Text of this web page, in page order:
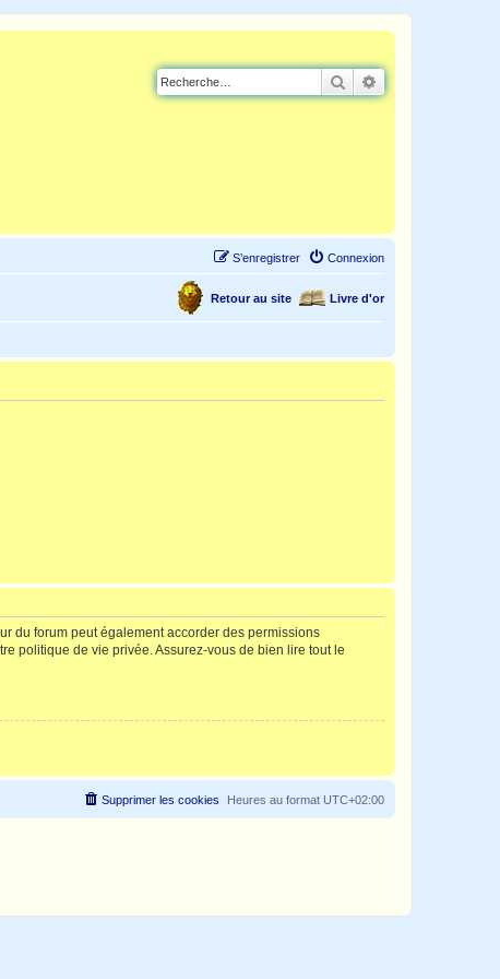
Rechercher
Connexion
S’enregistrer
Livre d'or
Retour au site
du forum peut également accorder des permissions
politique de vie privée. Assurez-vous de bien lire tout le
Heures au format UTC+02:00
Supprimer les cookies